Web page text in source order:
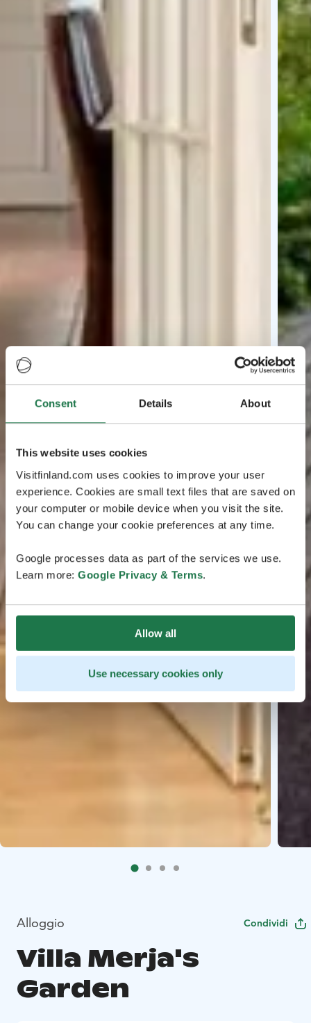
Consent Details About
This website uses cookies
Visitfinland.com uses cookies to improve your user
experience. Cookies are small text files that are saved on
your computer or mobile device when you visit the site.
You can change your cookie preferences at any time.
Google processes data as part of the services we use.
Learn more: Google Privacy & Terms.
Allow all
Use necessary cookies only
Alloggio Condividi
Villa Merja's
Garden